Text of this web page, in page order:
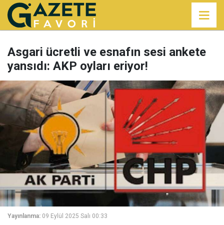
Asgari ücretli ve esnafın sesi ankete
yansıdı: AKP oyları eriyor!
Yayınlanma: 09 Eylül 2025 Salı 00:33